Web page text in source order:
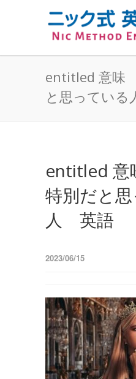
entitled 意味
と思ってい
entitled
特別だと
人 英語
2023/06/15